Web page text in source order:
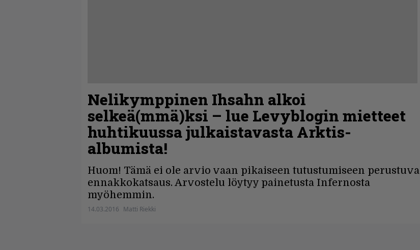
Nelikymppinen Ihsahn alkoi
selkeä(mmä)ksi – lue Levyblogin mietteet
huhtikuussa julkaistavasta Arktis-
albumista!
Huom! Tämä ei ole arvio vaan pikaiseen tutustumiseen perustuva
ennakkokatsaus. Arvostelu löytyy painetusta Infernosta
myöhemmin.
14.03.2016 Matti Riekki